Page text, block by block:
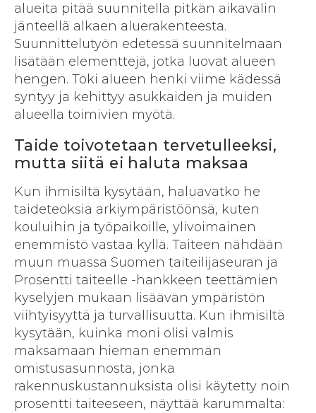
alueita pitää suunnitella pitkän aikavälin
jänteellä alkaen aluerakenteesta.
Suunnittelutyön edetessä suunnitelmaan
lisätään elementtejä, jotka luovat alueen
hengen. Toki alueen henki viime kädessä
syntyy ja kehittyy asukkaiden ja muiden
alueella toimivien myötä.
Taide toivotetaan tervetulleeksi,
mutta siitä ei haluta maksaa
Kun ihmisiltä kysytään, haluavatko he
taideteoksia arkiympäristöönsä, kuten
kouluihin ja työpaikoille, ylivoimainen
enemmistö vastaa kyllä. Taiteen nähdään
muun muassa Suomen taiteilijaseuran ja
Prosentti taiteelle -hankkeen teettämien
kyselyjen mukaan lisäävän ympäristön
viihtyisyyttä ja turvallisuutta. Kun ihmisiltä
kysytään, kuinka moni olisi valmis
maksamaan hieman enemmän
omistusasunnosta, jonka
rakennuskustannuksista olisi käytetty noin
prosentti taiteeseen, näyttää karummalta: